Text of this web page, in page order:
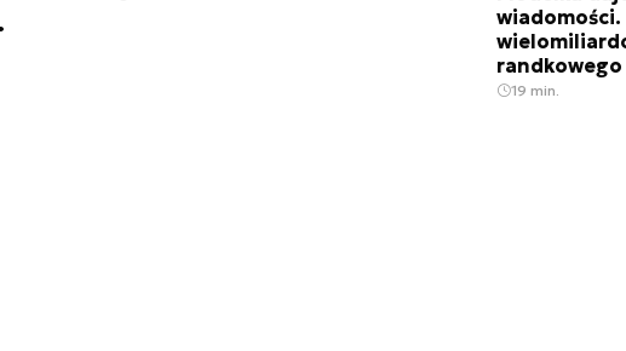
randkowego
19 min.